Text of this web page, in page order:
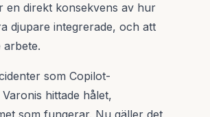
en direkt konsekvens av hur
djupare integrerade, och att
arbete.
som Copilot-
hittade hålet,
som fungerar. Nu gäller det